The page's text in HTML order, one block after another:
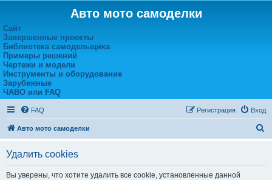
Авто мото самоделки
Сайт
Завершенные проекты
Библиотека самодельщика
Примеры решений
Чертежи и модели
Инструменты и оборудование
Зарубежные
ЧАВО или FAQ
FAQ Вход
Регистрация
Авто мото самоделки
Удалить cookies
Вы уверены, что хотите удалить все cookie, установленные данной